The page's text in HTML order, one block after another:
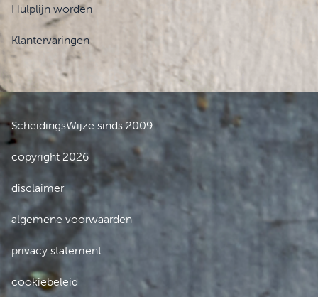
Hulplijn worden
Klantervaringen
ScheidingsWijze sinds 2009
copyright 2026
disclaimer
algemene voorwaarden
privacy statement
cookiebeleid